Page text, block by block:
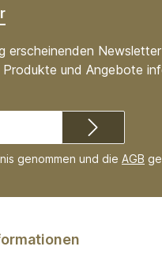
erscheinenden
und Angebote
genommen und die AGB